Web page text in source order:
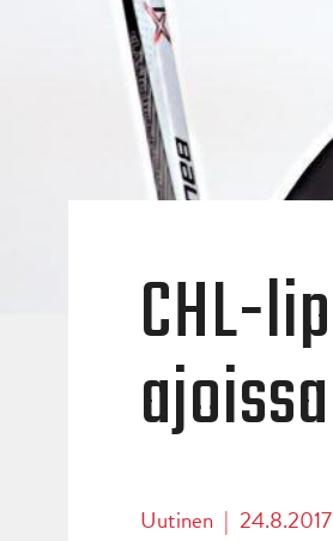
CHL-
Uutinen | 24.8.2017